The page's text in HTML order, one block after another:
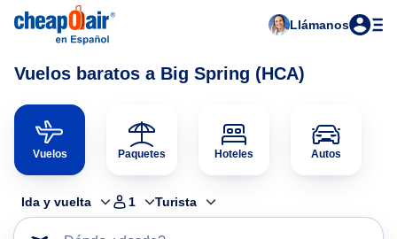
Llámanos
Vuelos baratos a Big Spring (HCA)
Vuelos Paquetes Hoteles Autos
Ida y vuelta 1 Turista